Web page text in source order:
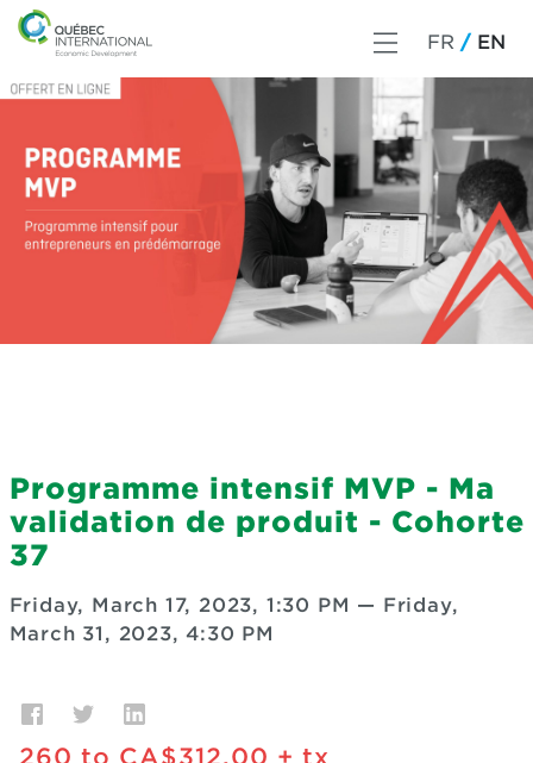
FR EN
Programme intensif MVP - Ma
validation de produit - Cohorte
37
Friday, March 17, 2023, 1:30 PM — Friday,
March 31, 2023, 4:30 PM
260 to CA$312.00 + tx